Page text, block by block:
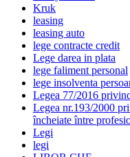
Kruk
leasing
leasing auto
lege contracte credit
Lege darea in plata
lege faliment personal
lege insolventa
Legea 77/2016
Legea nr.193/2000
încheiate între
Legi
legi